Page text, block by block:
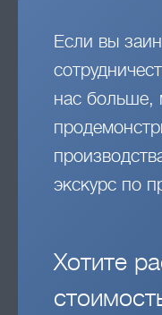
Если вы
нас больше,
экскурс по
Хотите